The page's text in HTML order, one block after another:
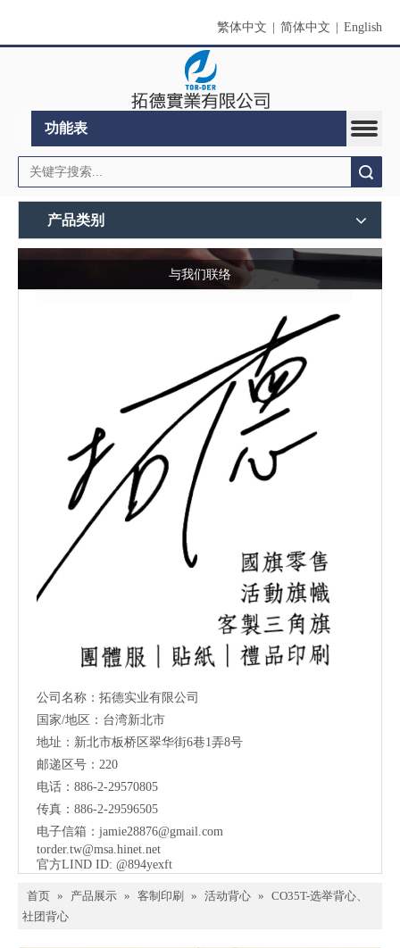
繁体中文 简体中文 English
功能表
产品类别
与我们联络
公司名称：拓德实业有限公司
国家/地区：台湾新北市
地址：新北市板桥区翠华街6巷1弄8号
邮递区号：220
电话：886-2-29570805
传真：886-2-29596505
电子信箱： jamie28876@gmail.com
torder.tw@msa.hinet.net
官方LIND ID: @894yexft
首页 » 产品展示 » 客制印刷 » 活动背心 » CO35T-选举背心、
社团背心